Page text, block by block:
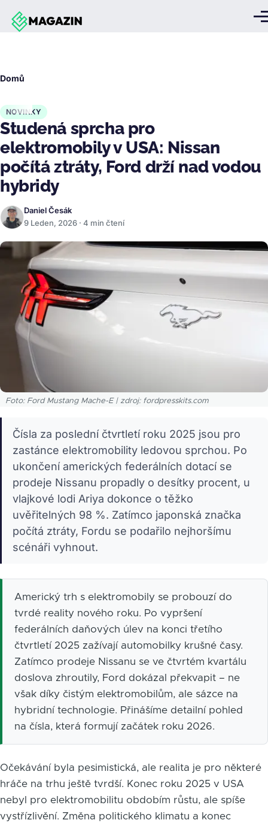
Přejít k hlavnímu obsahu
Domů
NOVINKY
Studená sprcha pro
elektromobily v USA: Nissan
počítá ztráty, Ford drží nad vodou
hybridy
Daniel Česák
9 Leden, 2026 · 4 min čtení
Foto: Ford Mustang Mache-E | zdroj: fordpresskits.com
Čísla za poslední čtvrtletí roku 2025 jsou pro
zastánce elektromobility ledovou sprchou. Po
ukončení amerických federálních dotací se
prodeje Nissanu propadly o desítky procent, u
vlajkové lodi Ariya dokonce o těžko
uvěřitelných 98 %. Zatímco japonská značka
počítá ztráty, Fordu se podařilo nejhoršímu
scénáři vyhnout.
Americký trh s elektromobily se probouzí do
tvrdé reality nového roku. Po vypršení
federálních daňových úlev na konci třetího
čtvrtletí 2025 zažívají automobilky krušné časy.
Zatímco prodeje Nissanu se ve čtvrtém kvartálu
doslova zhroutily, Ford dokázal překvapit – ne
však díky čistým elektromobilům, ale sázce na
hybridní technologie. Přinášíme detailní pohled
na čísla, která formují začátek roku 2026.
Očekávání byla pesimistická, ale realita je pro některé
hráče na trhu ještě tvrdší. Konec roku 2025 v USA
nebyl pro elektromobilitu obdobím růstu, ale spíše
vystřízlivění. Změna politického klimatu a konec